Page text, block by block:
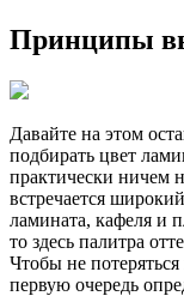
Принципы
Давайте на этом
подбирать цвет
практически ничем
встречается
ламината, кафеля и
то здесь палитра
Чтобы не
первую очередь